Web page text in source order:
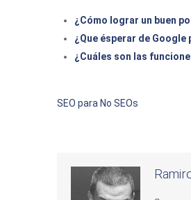
¿Cómo lograr un buen
¿Que ésperar de Google
¿Cuáles son las
SEO para No SEOs